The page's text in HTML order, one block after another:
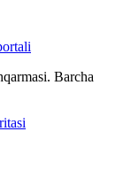
Barcha